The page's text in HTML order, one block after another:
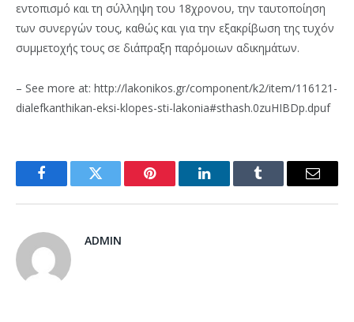
εντοπισμό και τη σύλληψη του 18χρονου, την ταυτοποίηση
των συνεργών τους, καθώς και για την εξακρίβωση της τυχόν
συμμετοχής τους σε διάπραξη παρόμοιων αδικημάτων.
– See more at: http://lakonikos.gr/component/k2/item/116121-
dialefkanthikan-eksi-klopes-sti-lakonia#sthash.0zuHIBDp.dpuf
FacebookTwitter Pinterest LinkedInTumblr Email
ADMIN